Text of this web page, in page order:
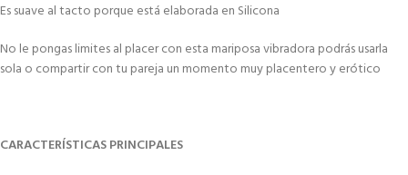
Es suave al tacto porque está elaborada en Silicona
No le pongas limites al placer con esta mariposa vibradora podrás usarla
sola o compartir con tu pareja un momento muy placentero y erótico
CARACTERÍSTICAS PRINCIPALES